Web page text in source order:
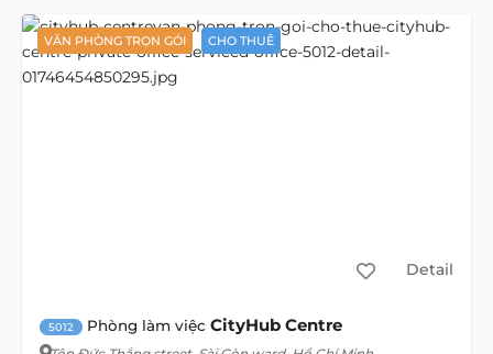
VĂN PHÒNG TRỌN GÓI CHO THUÊ
Detail
5012 Phòng làm việc CityHub Centre